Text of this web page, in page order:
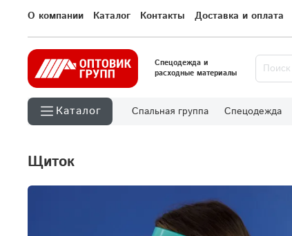
О компании Каталог Контакты Доставка и оплата
Спецодежда и
расходные материалы
Каталог Спальная группа Спецодежда
щиток